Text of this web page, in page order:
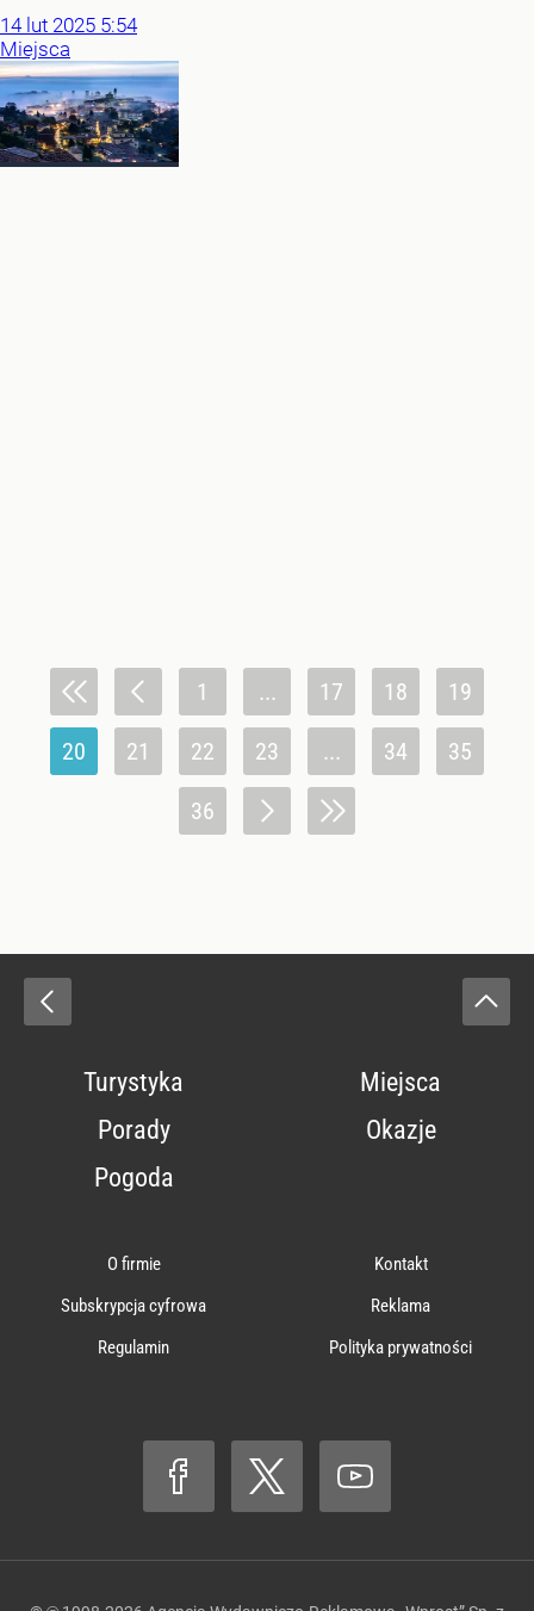
14 lut 2025 5:54
Miejsca
1 ... 17 18 19
20 21 22 23 ... 34 35
36
Turystyka
Miejsca
Porady
Okazje
Pogoda
O firmie
Kontakt
Subskrypcja cyfrowa
Reklama
Regulamin
Polityka prywatności